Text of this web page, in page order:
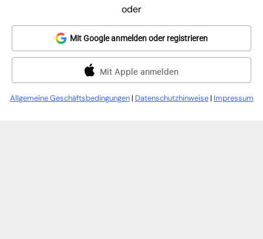
oder
Mit Google anmelden oder registrieren
Mit Apple anmelden
Allgemeine Geschäftsbedingungen| Datenschutzhinweise| Impressum